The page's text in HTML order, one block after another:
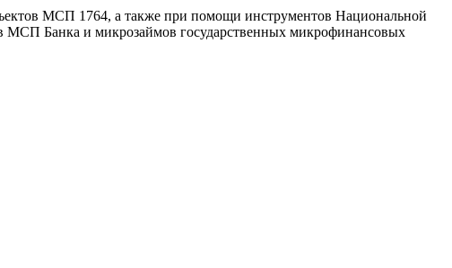
МСП 1764, а также при помощи инструментов Национальной
Банка и микрозаймов государственных микрофинансовых